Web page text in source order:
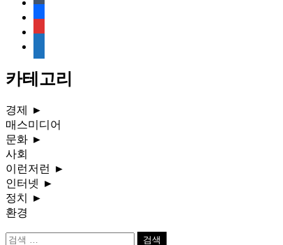
document
카테고리
경제
►
매스미디어
문화 ►
사회
이런저런 ►
인터넷 ►
정치
►
환경
검